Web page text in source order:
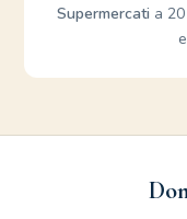
Supermercati a